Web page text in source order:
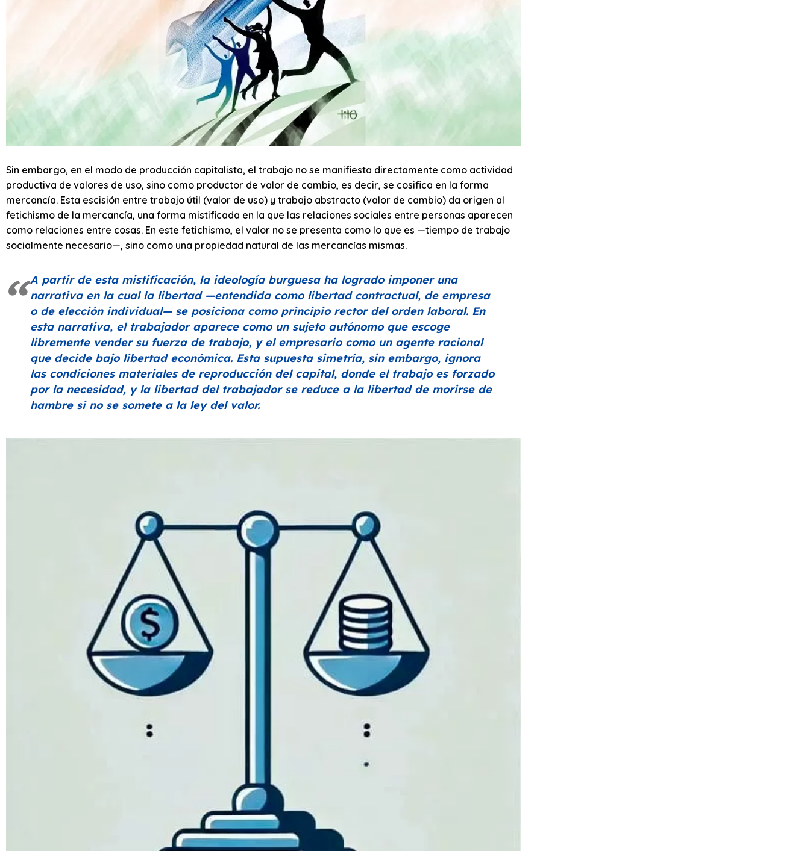
Sin embargo, en el modo de producción capitalista, el trabajo no se manifiesta directamente como actividad
productiva de valores de uso, sino como productor de valor de cambio, es decir, se cosifica en la forma
mercancía. Esta escisión entre trabajo útil (valor de uso) y trabajo abstracto (valor de cambio) da origen al
fetichismo de la mercancía, una forma mistificada en la que las relaciones sociales entre personas aparecen
como relaciones entre cosas. En este fetichismo, el valor no se presenta como lo que es —tiempo de trabajo
socialmente necesario—, sino como una propiedad natural de las mercancías mismas.
A partir de esta mistificación, la ideología burguesa ha logrado imponer una
narrativa en la cual la libertad —entendida como libertad contractual, de empresa
o de elección individual— se posiciona como principio rector del orden laboral. En
esta narrativa, el trabajador aparece como un sujeto autónomo que escoge
libremente vender su fuerza de trabajo, y el empresario como un agente racional
que decide bajo libertad económica. Esta supuesta simetría, sin embargo, ignora
las condiciones materiales de reproducción del capital, donde el trabajo es forzado
por la necesidad, y la libertad del trabajador se reduce a la libertad de morirse de
hambre si no se somete a la ley del valor.